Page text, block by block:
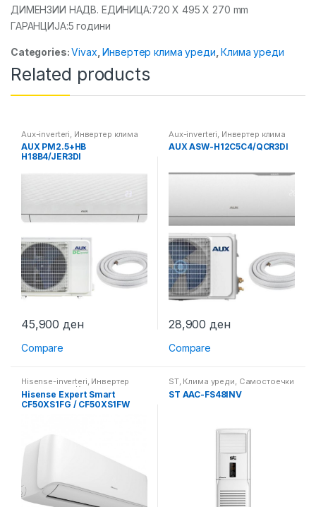
ДИМЕНЗИИ НАДВ. ЕДИНИЦА:720 X 495 X 270 mm
ГАРАНЦИЈА:5 години
Categories:Vivax ,Инвертер клима уреди ,Клима уреди
Related products
Aux-inverteri Инвертер клима
уреди,Клима уреди
AUX PM2.5+HB
H18B4/JER3DI
45,900 ден
Compare
Aux-inverteri Инвертер клима
уреди,Клима уреди
AUX ASW-H12C5C4/QCR3DI
28,900 ден
Compare
Hisense-inverteri, Инвертер
клима уреди Клима уреди
Hisense Expert Smart
CF50XS1FG / CF50XS1FW
ST, Клима уреди, Самостоечки
клима уреди
ST AAC-FS48INV